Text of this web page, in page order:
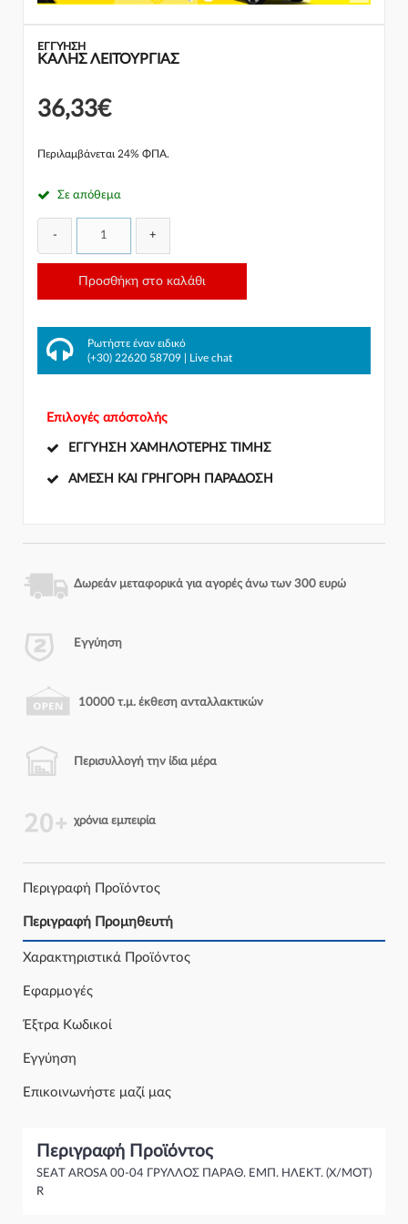
ΕΓΓΎΗΣΗ
ΚΑΛΗΣ ΛΕΙΤΟΥΡΓΙΑΣ
36,33€
Περιλαμβάνεται 24% ΦΠΑ.
Σε απόθεμα
- +
Προσθήκη στο καλάθι
Ρωτήστε έναν ειδικό
(+30) 22620 58709
Live chat
Επιλογές απόστολής
ΕΓΓΎΗΣΗ ΧΑΜΗΛΌΤΕΡΗΣ ΤΙΜΉΣ
ΆΜΕΣΗ ΚΑΙ ΓΡΉΓΟΡΗ ΠΑΡΆΔΟΣΗ
Δωρεάν μεταφορικά για αγορές άνω των 300 ευρώ
Εγγύηση
10000 τ.μ. έκθεση ανταλλακτικών
Περισυλλογή την ίδια μέρα
χρόνια εμπειρία
Περιγραφή Προϊόντος
Περιγραφή Προμηθευτή
Χαρακτηριστικά Προϊόντος
Εφαρμογές
Έξτρα Κωδικοί
Εγγύηση
Επικοινωνήστε μαζί μας
Περιγραφή Προϊόντος
SEAT AROSA 00-04 ΓΡΥΛΛΟΣ ΠΑΡΑΘ. ΕΜΠ. ΗΛΕΚΤ. (Χ/ΜΟΤ)
R